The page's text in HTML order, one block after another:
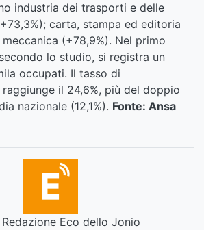
industria dei trasporti e delle
carta, stampa ed editoria
(+78,9%). Nel primo
lo studio, si registra un
occupati. Il tasso di
il 24,6%, più del doppio
nazionale (12,1%). Fonte: Ansa
Redazione Eco dello Jonio